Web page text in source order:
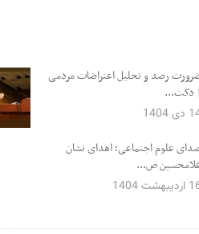
رصد و تحلیل اعتراضات مردمی
| دکت...
1404
علوم اجتماعی؛ اهدای نشان
ص...
1404